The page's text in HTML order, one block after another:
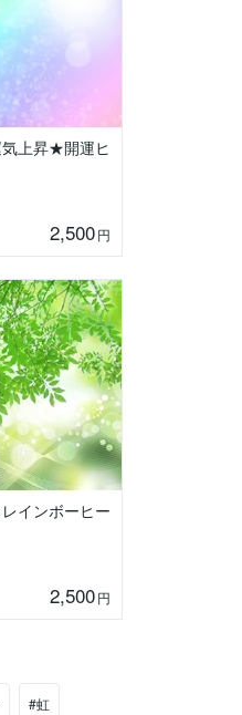
上昇★開運ヒ
2,500円
インボーヒー
2,500円
#虹